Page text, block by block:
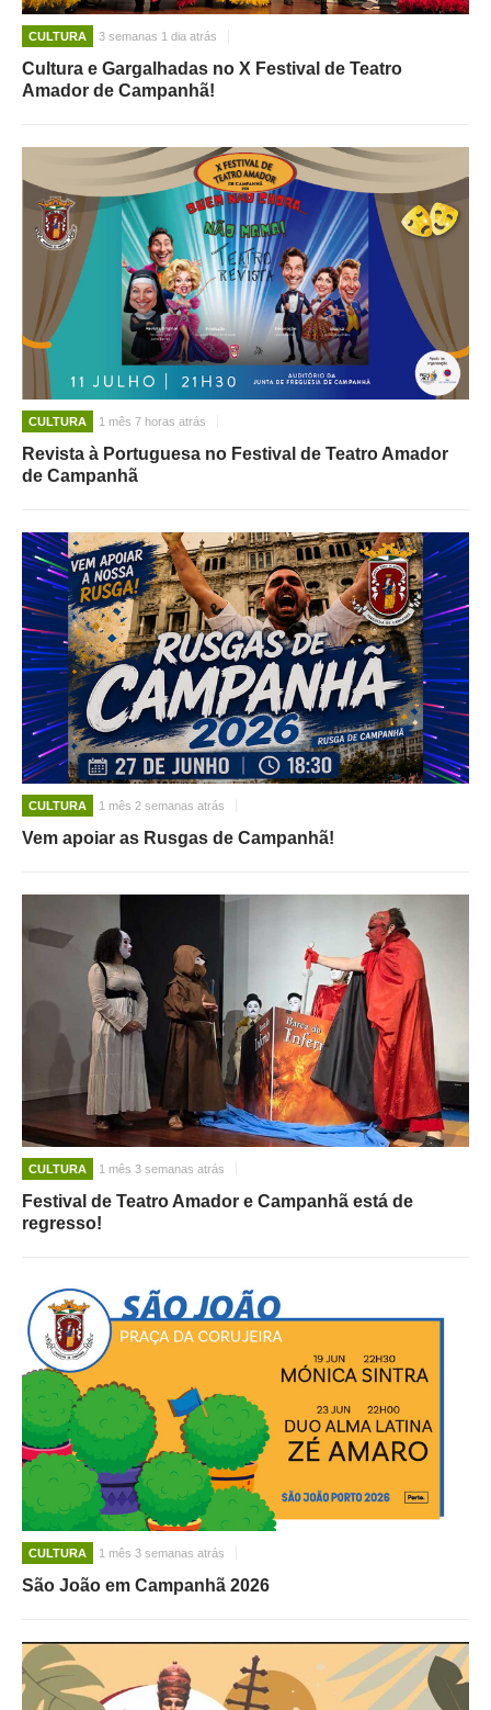
CULTURA 3 semanas 1 dia atrás
Cultura e Gargalhadas no X Festival de Teatro
Amador de Campanhã!
CULTURA 1 mês 7 horas atrás
Revista à Portuguesa no Festival de Teatro Amador
de Campanhã
CULTURA 1 mês 2 semanas atrás
Vem apoiar as Rusgas de Campanhã!
CULTURA 1 mês 3 semanas atrás
Festival de Teatro Amador e Campanhã está de
regresso!
CULTURA 1 mês 3 semanas atrás
São João em Campanhã 2026